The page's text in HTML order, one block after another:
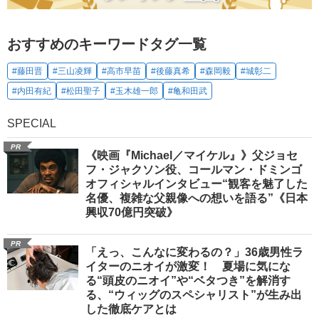
おすすめのキーワードタグ一覧
#藤田晋 #三山凌輝 #高市早苗 #後藤真希 #森岡毅
#城彰二
#内田有紀
#松田聖子 #玉木雄一郎 #亀和田武
SPECIAL
PR
《映画『Michael／マイケル』》父ジョセ
フ・ジャクソン役、コールマン・ドミンゴ
オフィシャルインタビュー“観客を魅了した
名優、複雑な父親像への想いを語る”《日本
興収70億円突破》
PR
「えっ、こんなに変わるの？」36歳男性ラ
イターのニオイが激変！ 夏場に気にな
る“頭皮のニオイ”や“ベタつき”を解消す
る、“ウィッグのスペシャリスト”が生み出
した徹底ケアとは